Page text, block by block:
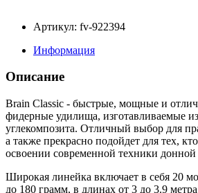
Артикул: fv-922394
Информация
Описание
Brain Classic - быстрые, мощные и
фидерные удилища, изготавливаемые
углекомпозита. Отличный выбор для
а также прекрасно подойдет для тех,
освоении современной техники донной
Широкая линейка включает в себя 20
до 180 грамм, в длинах от 3 до 3.9